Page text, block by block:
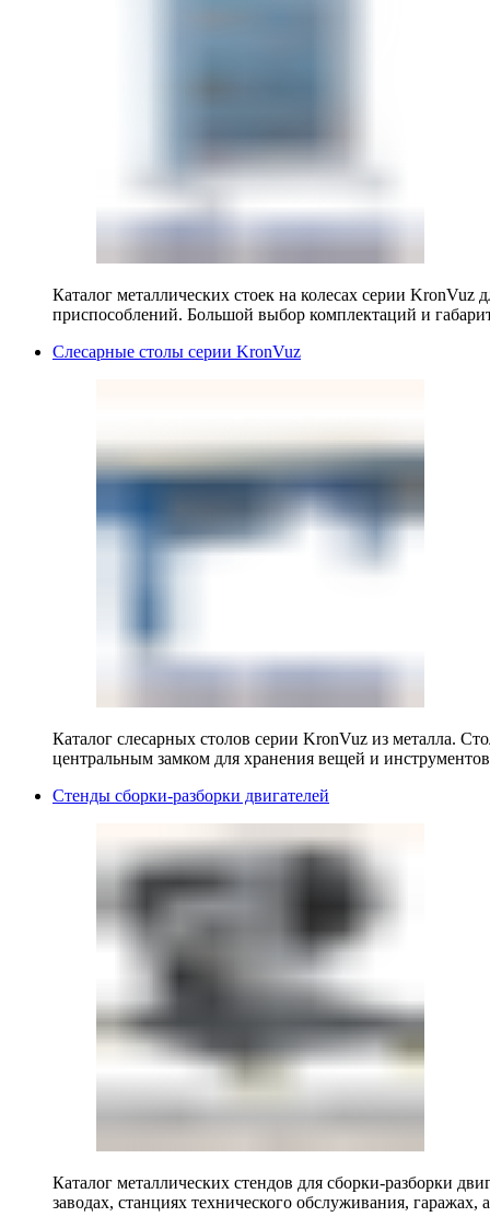
Каталог металлических стоек на колесах серии KronVuz
приспособлений. Большой выбор комплектаций и
Слесарные столы серии KronVuz
Каталог слесарных столов серии KronVuz из металла.
центральным замком для хранения вещей и
Стенды сборки-разборки двигателей
Каталог металлических стендов для сборки-разборки
заводах, станциях технического обслуживания, гаражах,